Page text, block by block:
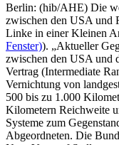
Berlin: (hib/AHE) Die
zwischen den USA und
Linke in einer Kleinen
Fenster)). „Aktueller
zwischen den USA und
Vertrag (Intermediate
Vernichtung von
500 bis zu 1.000
Kilometern Reichweite
Systeme zum
Abgeordneten. Die